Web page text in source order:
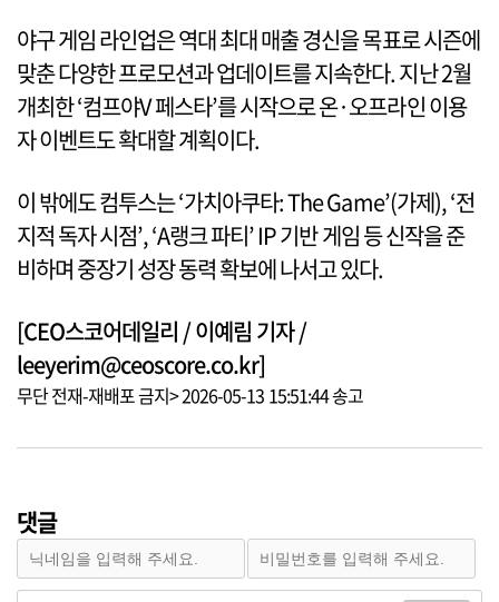
야구 게임 라인업은 역대 최대 매출 경신을 목표로 시즌에
맞춘 다양한 프로모션과 업데이트를 지속한다. 지난 2월
개최한 ‘컴프야V 페스타’를 시작으로 온·오프라인 이용
자 이벤트도 확대할 계획이다.
이 밖에도 컴투스는 ‘가치아쿠타: The Game’(가제), ‘전
지적 독자 시점’, ‘A랭크 파티’ IP 기반 게임 등 신작을 준
비하며 중장기 성장 동력 확보에 나서고 있다.
[CEO스코어데일리 / 이예림 기자 /
leeyerim@ceoscore.co.kr]
무단 전재-재배포 금지> 2026-05-13 15:51:44 송고
댓글